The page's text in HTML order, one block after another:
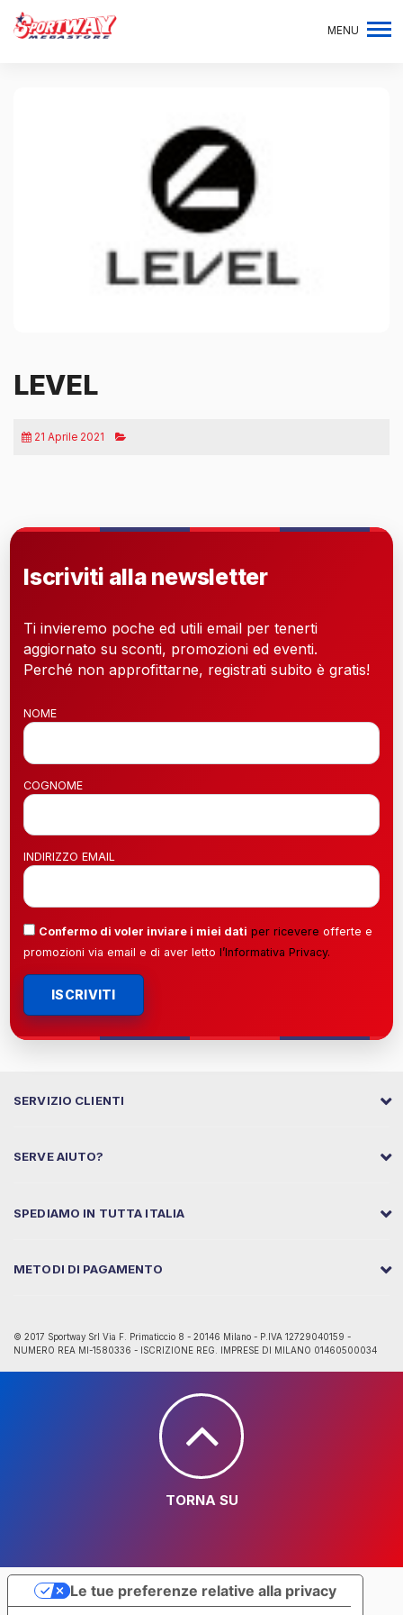
MENU
LEVEL
21 Aprile 2021
Iscriviti alla newsletter
Ti invieremo poche ed utili email per tenerti
aggiornato su sconti, promozioni ed eventi.
Perché non approfittarne, registrati subito è gratis!
NOME
COGNOME
INDIRIZZO EMAIL
Confermo di voler inviare i miei dati per ricevere offerte e
promozioni via email e di aver letto l’Informativa Privacy.
ISCRIVITI
SERVIZIO CLIENTI
SERVE AIUTO?
SPEDIAMO IN TUTTA ITALIA
METODI DI PAGAMENTO
© 2017 Sportway Srl Via F. Primaticcio 8 - 20146 Milano - P.IVA 12729040159 -
NUMERO REA MI-1580336 - ISCRIZIONE REG. IMPRESE DI MILANO 01460500034
TORNA SU
Le tue preferenze relative alla privacy